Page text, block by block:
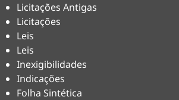
Licitações Antigas
Licitações
Leis
Leis
Inexigibilidades
Indicações
Folha Sintética